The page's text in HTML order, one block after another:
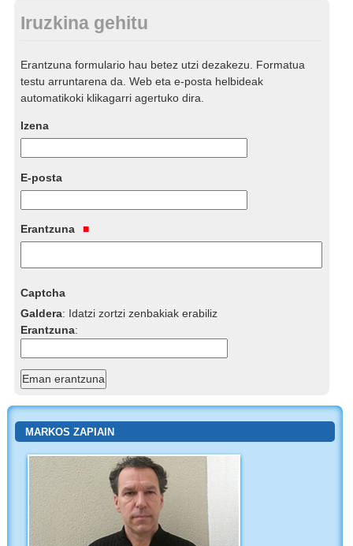
Iruzkina gehitu
Erantzuna formulario hau betez utzi dezakezu. Formatua
testu arruntarena da. Web eta e-posta helbideak
automatikoki klikagarri agertuko dira.
Izena
E-posta
Erantzuna
Captcha
Galdera: Idatzi zortzi zenbakiak erabiliz
Erantzuna:
MARKOS ZAPIAIN